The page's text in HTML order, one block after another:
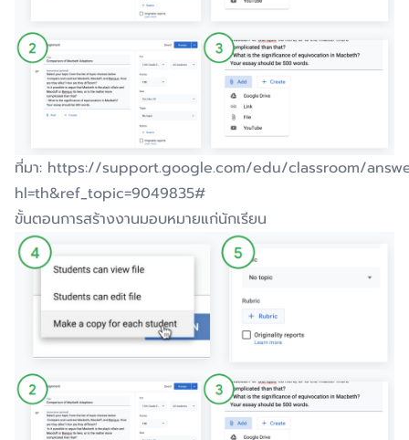
ที่มา: https://support.google.com/edu/classroom/
hl=th&ref_topic=9049835#
ขั้นตอนการสร้างงานมอบหมายแก่นักเรียน